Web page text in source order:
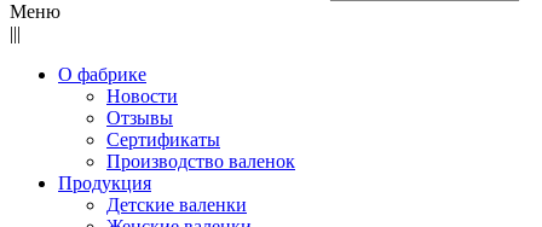
Меню
|||
О фабрике
Новости
Отзывы
Сертификаты
Производство валенок
Продукция
Детские валенки